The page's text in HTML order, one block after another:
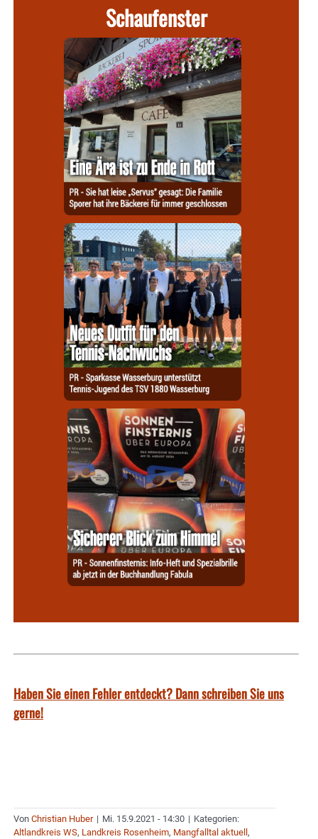
Schaufenster
Haben Sie einen Fehler entdeckt? Dann schreiben Sie uns
gerne!
Von Christian Huber | Mi. 15.9.2021 - 14:30 | Kategorien:
Altlandkreis WS, Landkreis Rosenheim, Mangfalltal aktuell ,